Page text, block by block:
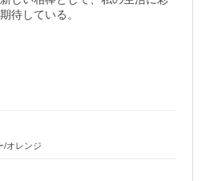
待している。
オレンジ